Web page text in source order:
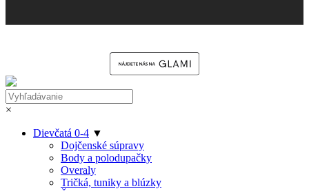
×
Dievčatá 0-4 ▼
Dojčenské súpravy
Body a polodupačky
Overaly
Tričká, tuniky a blúzky